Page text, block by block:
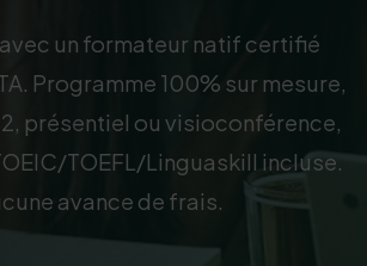
avec un formateur natif certifié
Programme 100% sur mesure,
présentiel ou visioconférence,
TOEFL/Linguaskill incluse.
avance de frais.